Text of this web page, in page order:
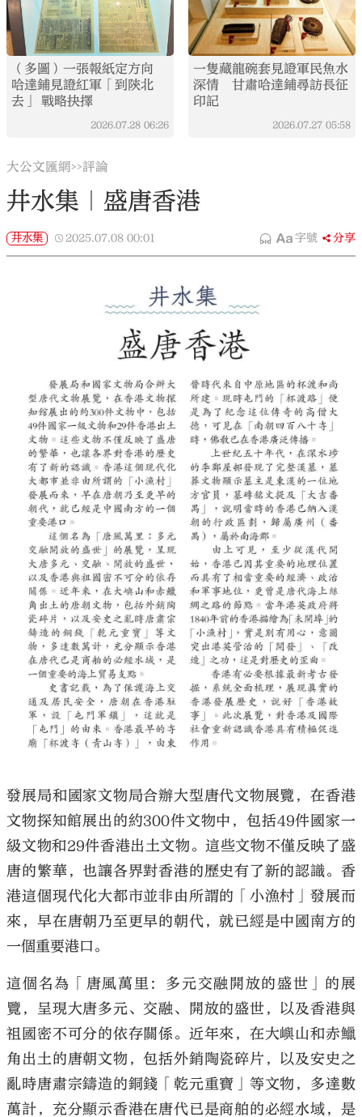
（多圖）一張報紙定方向
哈達鋪見證紅軍「到陝北
去」 戰略抉擇
2026.07.28 06:26
一隻藏龍碗套見證軍民魚水
深情 甘肅哈達鋪尋訪長征
印記
2026.07.27 05:58
大公文匯網>>評論
井水集｜盛唐香港
井水集 2025.07.08 00:01 字號 分享
發展局和國家文物局合辦大型唐代文物展覽，在香港
文物探知館展出的約300件文物中，包括49件國家一
級文物和29件香港出土文物。這些文物不僅反映了盛
唐的繁華，也讓各界對香港的歷史有了新的認識。香
港這個現代化大都市並非由所謂的「小漁村」發展而
來，早在唐朝乃至更早的朝代，就已經是中國南方的
一個重要港口。
這個名為「唐風萬里：多元交融開放的盛世」的展
覽，呈現大唐多元、交融、開放的盛世，以及香港與
祖國密不可分的依存關係。近年來，在大嶼山和赤鱲
角出土的唐朝文物，包括外銷陶瓷碎片，以及安史之
亂時唐肅宗鑄造的銅錢「乾元重寶」等文物，多達數
萬計，充分顯示香港在唐代已是商舶的必經水域，是